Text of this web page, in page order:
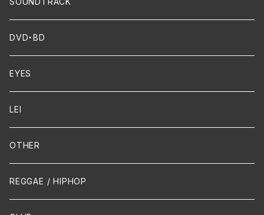
FUNK
Violin
Cello
Guitar / Ukulele
Mandolin
声楽
DVD・BD
EYES
LEI
OTHER
REGGAE / HIPHOP